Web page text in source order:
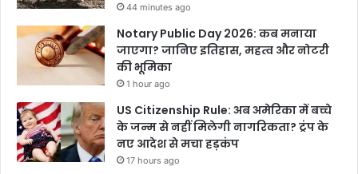
44 minutes ago
Notary Public Day 2026: कब मनाया
जाएगा? जानिए इतिहास, महत्व और नोटरी
की भूमिका
1 hour ago
US Citizenship Rule: अब अमेरिका में बच्चे
के जन्म से नहीं मिलेगी नागरिकता? ट्रंप के
नए आदेश से मचा हड़कंप
17 hours ago